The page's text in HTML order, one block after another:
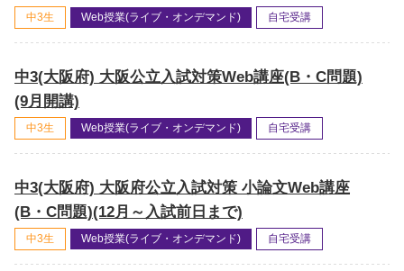
中3生 Web授業(ライブ・オンデマンド) 自宅受講
中3(大阪府) 大阪公立入試対策Web講座(B・C問題)
(9月開講)
中3生 Web授業(ライブ・オンデマンド) 自宅受講
中3(大阪府) 大阪府公立入試対策 小論文Web講座
(B・C問題)(12月～入試前日まで)
中3生 Web授業(ライブ・オンデマンド) 自宅受講